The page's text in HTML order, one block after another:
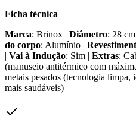
Ficha técnica
Marca: Brinox | Diâmetro: 28
do corpo: Alumínio |
| Vai à Indução: Sim | Extras:
(manuseio antitérmico com
metais pesados (tecnologia limpa,
mais saudáveis)